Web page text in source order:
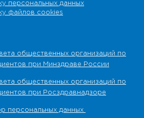
персональных данных
файлов cookies
общественных организаций по
при Минздраве России
общественных организаций по
при Росздравнадзоре
персональных данных